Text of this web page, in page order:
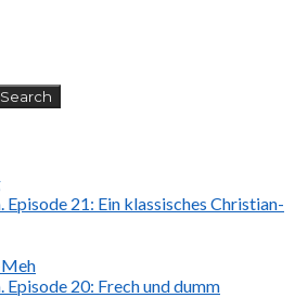
Search
21: Ein klassisches Christian-
20: Frech und dumm